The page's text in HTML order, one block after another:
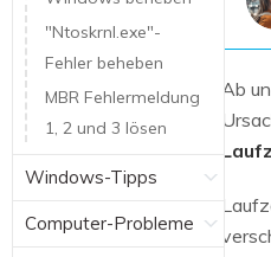
Mac-Papierkorb-
Ab
"Ntoskrnl.exe"-
Fehler beheben
MBR Fehlermeldung
1, 2 und 3 lösen
Windows-Tipps
Computer-Probleme